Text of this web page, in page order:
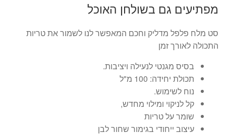
מפתיעים גם בשולחן האוכל
סט מלח פלפל מדליק וחכם המאפשר לנו לשמור את טריות
התכולה לאורך זמן
בסיס מגנטי לנעילה ויציבות.
תכולת יחידה: 100 מ"ל
נוח לשימוש.
קל לניקוי ומילוי מחדש,
שומר על טריות
עיצוב ייחודי בגימור שחור לבן